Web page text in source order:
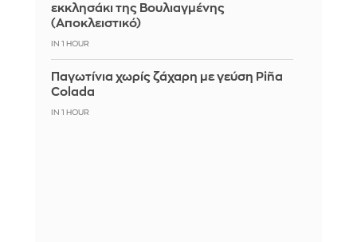
εκκλησάκι της Βουλιαγμένης
(Αποκλειστικό)
IN 1 HOUR
Παγωτίνια χωρίς ζάχαρη με γεύση Piña
Colada
IN 1 HOUR